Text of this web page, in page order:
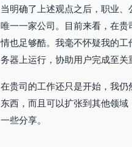
当明确了上述观点之后，职业
唯一一家公司。目前来看，在
情也足够酷。我毫不怀疑我的
务器上运行，协助用户完成至关
在贵司的工作还只是开始，我
东西，而且可以扩张到其他领
一些分享。